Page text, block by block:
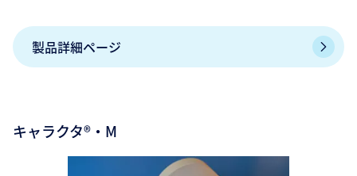
製品詳細ページ
キャラクタ®・M